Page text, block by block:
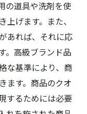
の道具や洗剤を使
げます。また、
あれば、それに応
。高級ブランド品
な基準により、商
ます。商品のクオ
するためには必要